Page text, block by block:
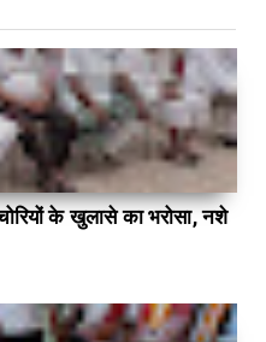
के खुलासे का भरोसा, नशे